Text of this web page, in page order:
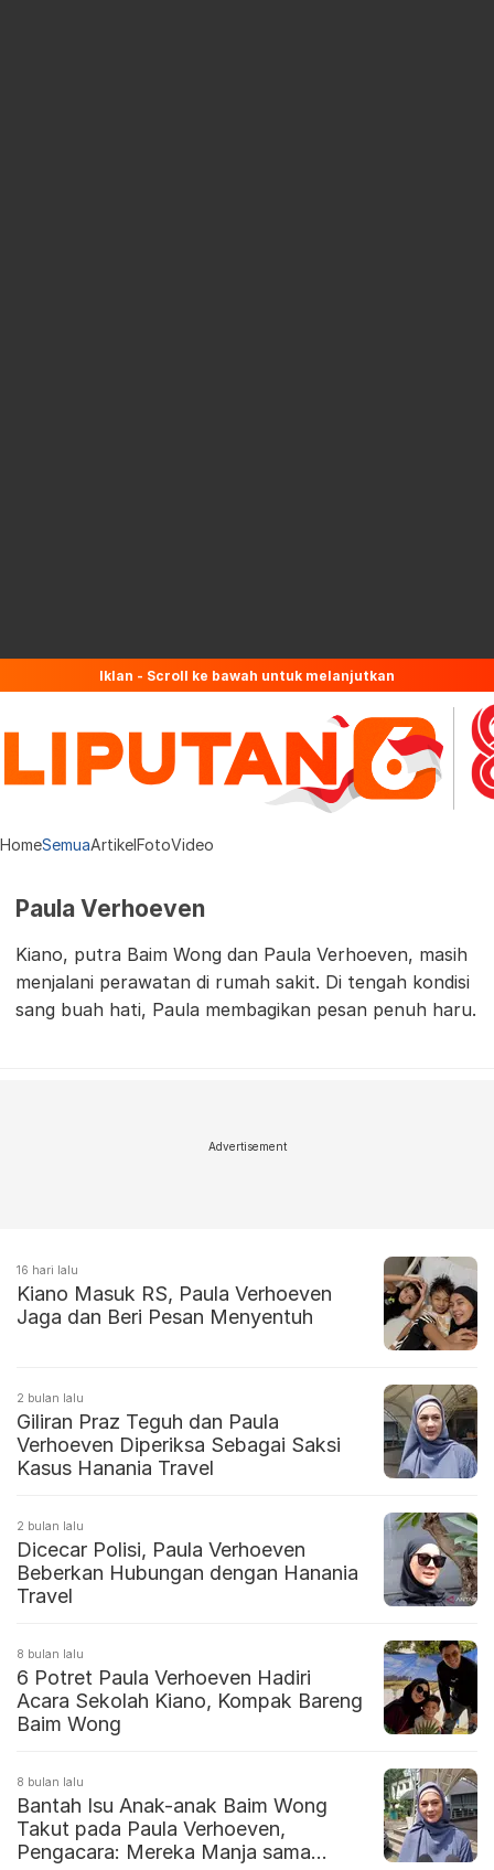
Iklan - Scroll ke bawah untuk melanjutkan
HomeSemuaArtikelFotoVideo
Paula Verhoeven
Kiano, putra Baim Wong dan Paula Verhoeven, masih
menjalani perawatan di rumah sakit. Di tengah kondisi
sang buah hati, Paula membagikan pesan penuh haru.
Advertisement
16 hari lalu
Kiano Masuk RS, Paula Verhoeven
Jaga dan Beri Pesan Menyentuh
2 bulan lalu
Giliran Praz Teguh dan Paula
Verhoeven Diperiksa Sebagai Saksi
Kasus Hanania Travel
2 bulan lalu
Dicecar Polisi, Paula Verhoeven
Beberkan Hubungan dengan Hanania
Travel
8 bulan lalu
6 Potret Paula Verhoeven Hadiri
Acara Sekolah Kiano, Kompak Bareng
Baim Wong
8 bulan lalu
Bantah Isu Anak-anak Baim Wong
Takut pada Paula Verhoeven,
Pengacara: Mereka Manja sama